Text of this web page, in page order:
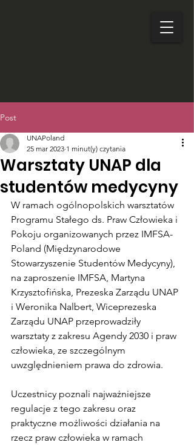
Post
Warsztaty UNAP dla
studentów medycyny
UNAPoland
25 mar 2023 1 minut(y) czytania
W ramach ogólnopolskich warsztatów
Programu Stałego ds. Praw Człowieka i
Pokoju organizowanych przez IMFSA-
Poland (Międzynarodowe
Stowarzyszenie Studentów Medycyny),
na zaproszenie IMFSA, Martyna
Krzysztofińska, Prezeska Zarządu UNAP
i Weronika Nalbert, Wiceprezeska
Zarządu UNAP przeprowadziły
warsztaty z zakresu Agendy 2030 i praw
człowieka, ze szczególnym
uwzględnieniem prawa do zdrowia.
Uczestnicy poznali najważniejsze
regulacje z tego zakresu oraz
praktyczne możliwości działania na
rzecz praw człowieka w ramach